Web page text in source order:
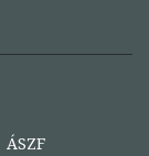
ÁSZF